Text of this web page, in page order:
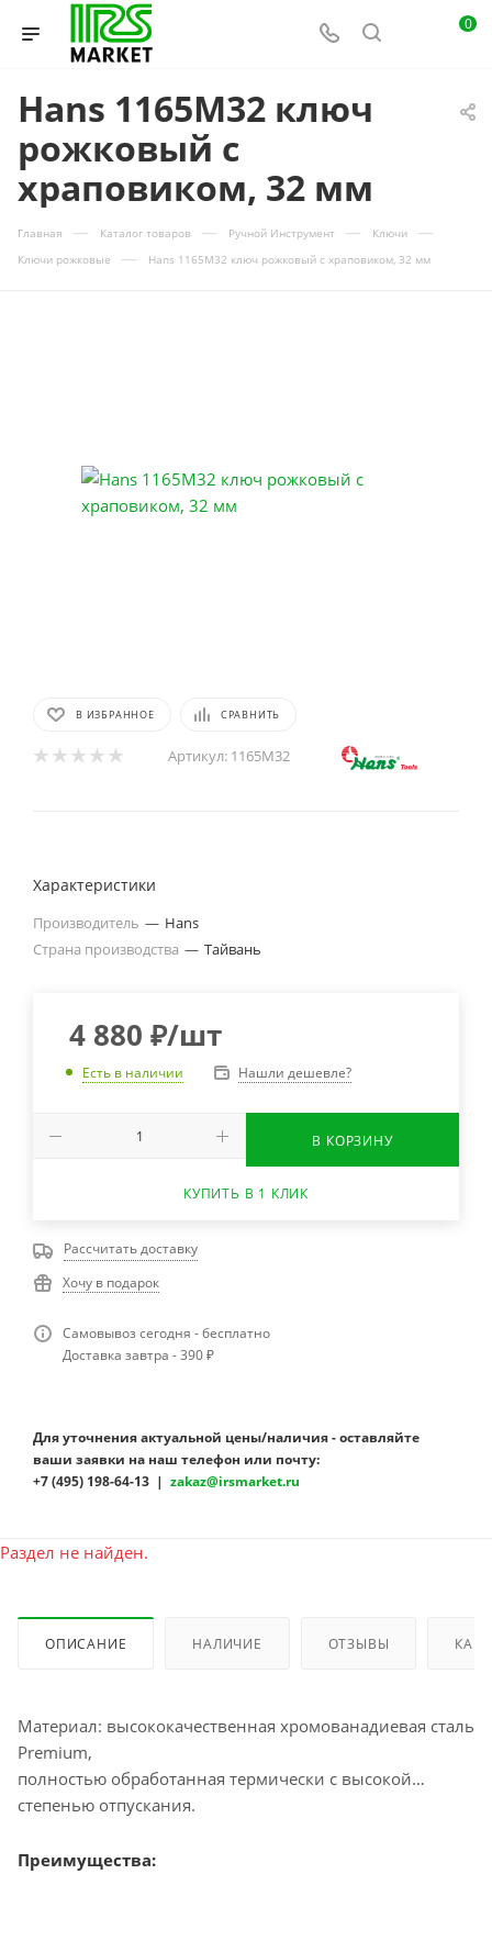
0
Hans 1165M32 ключ
рожковый с
храповиком, 32 мм
Главная — Каталог товаров — Ручной Инструмент — Ключи —
Ключи рожковые — Hans 1165M32 ключ рожковый с храповиком, 32 мм
В ИЗБРАННОЕ СРАВНИТЬ
Артикул: 1165M32
Характеристики
Производитель — Hans
Страна производства — Тайвань
4 880 ₽/шт
Есть в наличии Нашли дешевле?
В КОРЗИНУ
КУПИТЬ В 1 КЛИК
Рассчитать доставку
Хочу в подарок
Самовывоз сегодня - бесплатно
Доставка завтра - 390 ₽
Для уточнения актуальной цены/наличия - оставляйте
ваши заявки на наш телефон или почту:
+7 (495) 198-64-13 | zakaz@irsmarket.ru
Раздел не найден.
ОПИСАНИЕ НАЛИЧИЕ ОТЗЫВЫ КАК
Материал: высококачественная хромованадиевая сталь
Premium,
полностью обработанная термически с высокой
степенью отпускания.
Преимущества: